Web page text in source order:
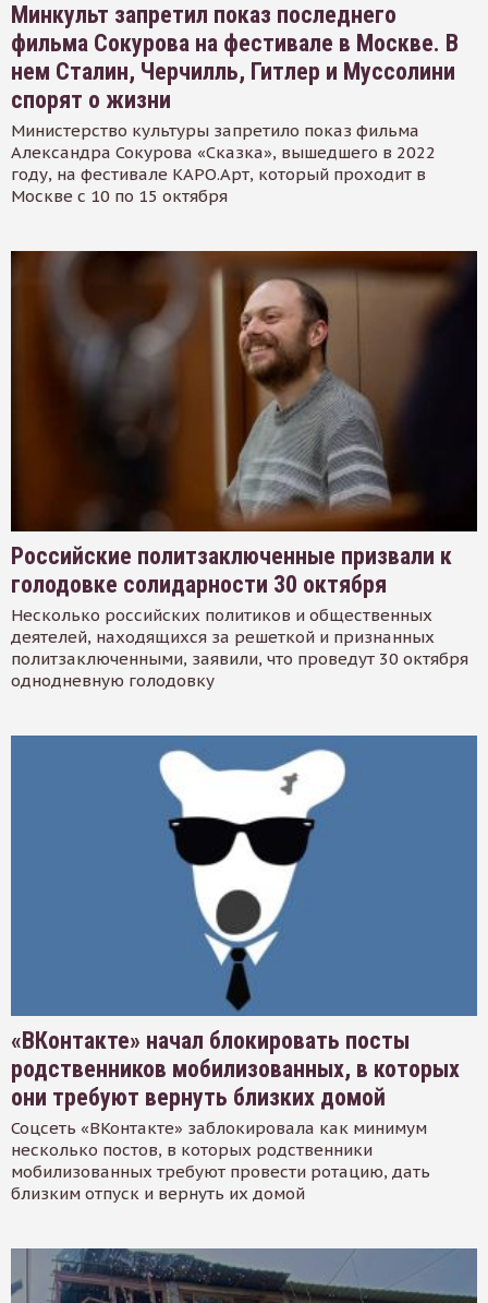
Минкульт запретил показ последнего
фильма Сокурова на фестивале в Москве. В
нем Сталин, Черчилль, Гитлер и Муссолини
спорят о жизни
Министерство культуры запретило показ фильма
Александра Сокурова «Сказка», вышедшего в 2022
году, на фестивале КАРО.Арт, который проходит в
Москве с 10 по 15 октября
Российские политзаключенные призвали к
голодовке солидарности 30 октября
Несколько российских политиков и общественных
деятелей, находящихся за решеткой и признанных
политзаключенными, заявили, что проведут 30 октября
однодневную голодовку
«ВКонтакте» начал блокировать посты
родственников мобилизованных, в которых
они требуют вернуть близких домой
Соцсеть «ВКонтакте» заблокировала как минимум
несколько постов, в которых родственники
мобилизованных требуют провести ротацию, дать
близким отпуск и вернуть их домой